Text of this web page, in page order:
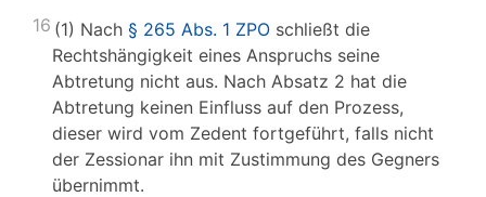
16 (1) Nach § 265 Abs. 1 ZPO schließt die
Rechtshängigkeit eines Anspruchs seine
Abtretung nicht aus. Nach Absatz 2 hat die
Abtretung keinen Einfluss auf den Prozess,
dieser wird vom Zedent fortgeführt, falls nicht
der Zessionar ihn mit Zustimmung des Gegners
übernimmt.